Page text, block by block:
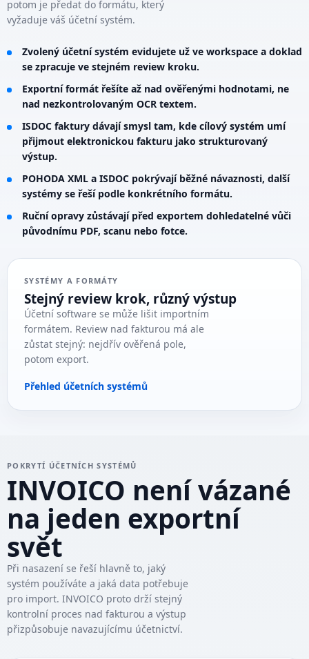
potom je předat do formátu, který
vyžaduje váš účetní systém.
Zvolený účetní systém evidujete už ve workspace a doklad
se zpracuje ve stejném review kroku.
Exportní formát řešíte až nad ověřenými hodnotami, ne
nad nezkontrolovaným OCR textem.
ISDOC faktury dávají smysl tam, kde cílový systém umí
přijmout elektronickou fakturu jako strukturovaný
výstup.
POHODA XML a ISDOC pokrývají běžné návaznosti, další
systémy se řeší podle konkrétního formátu.
Ruční opravy zůstávají před exportem dohledatelné vůči
původnímu PDF, scanu nebo fotce.
SYSTÉMY A FORMÁTY
Stejný review krok, různý výstup
Účetní software se může lišit importním
formátem. Review nad fakturou má ale
zůstat stejný: nejdřív ověřená pole,
potom export.
Přehled účetních systémů
POKRYTÍ ÚČETNÍCH SYSTÉMŮ
INVOICO není vázané
na jeden exportní
svět
Při nasazení se řeší hlavně to, jaký
systém používáte a jaká data potřebuje
pro import. INVOICO proto drží stejný
kontrolní proces nad fakturou a výstup
přizpůsobuje navazujícímu účetnictví.